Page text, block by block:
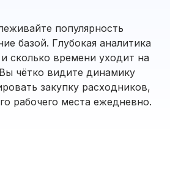
популярность
базой. Глубокая аналитика
сколько времени уходит на
чётко видите динамику
закупку расходников,
рабочего места ежедневно.